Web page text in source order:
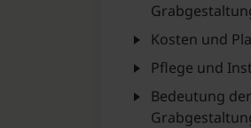
Kosten und
Pflege und
Bedeutung